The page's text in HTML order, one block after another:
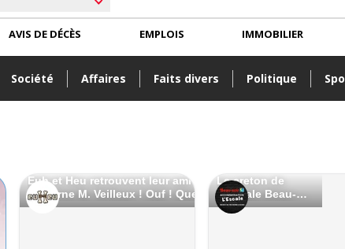
Société Affaires Faits divers Politique
AVIS DE DÉCÈS EMPLOIS IMMOBILIER